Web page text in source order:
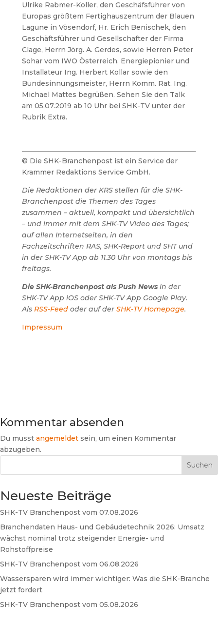
Ulrike Rabmer-Koller, den Geschäfsführer von
Europas größtem Fertighauszentrum der Blauen
Lagune in Vösendorf, Hr. Erich Benischek, den
Geschäftsführer und Gesellschafter der Firma
Clage, Herrn Jörg. A. Gerdes, sowie Herren Peter
Sohar vom IWO Österreich, Energiepionier und
Installateur Ing. Herbert Kollar sowie den
Bundesinnungsmeister, Herrn Komm. Rat. Ing.
Michael Mattes begrüßen. Sehen Sie den Talk
am 05.07.2019 ab 10 Uhr bei SHK-TV unter der
Rubrik Extra.
© Die SHK-Branchenpost ist ein Service der
Krammer Redaktions Service GmbH.
Die Redaktionen der KRS stellen für die SHK-
Branchenpost die Themen des Tages
zusammen – aktuell, kompakt und übersichtlich
– und immer mit dem SHK-TV Video des Tages;
auf allen Internetseiten, in den
Fachzeitschriften RAS, SHK-Report und SHT und
in der SHK-TV App ab 11.30 Uhr von montags bis
freitags.
Die SHK-Branchenpost als Push Newsin der
SHK-TV App iOS oder SHK-TV App Google Play.
Als RSS-Feedoder auf der SHK-TV Homepage.
Impressum
Kommentar absenden
Du musst angemeldet sein, um einen Kommentar
abzugeben.
Suchen
Neueste Beiträge
SHK-TV Branchenpost vom 07.08.2026
Branchendaten Haus- und Gebäudetechnik 2026: Umsatz
wächst nominal trotz steigender Energie- und
Rohstoffpreise
SHK-TV Branchenpost vom 06.08.2026
Wassersparen wird immer wichtiger: Was die SHK-Branche
jetzt fordert
SHK-TV Branchenpost vom 05.08.2026